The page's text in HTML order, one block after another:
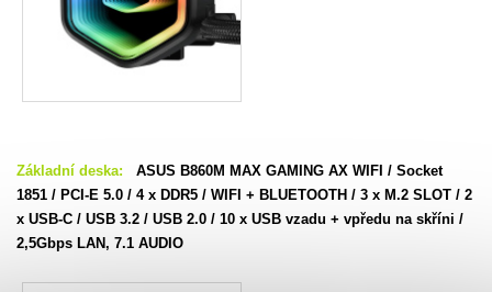
Základní deska:
ASUS B860M MAX GAMING AX WIFI / Socket
1851 / PCI-E 5.0 / 4 x DDR5 / WIFI + BLUETOOTH / 3 x M.2 SLOT / 2
x USB-C / USB 3.2 / USB 2.0 / 10 x USB vzadu + vpředu na skříni /
2,5Gbps LAN, 7.1 AUDIO